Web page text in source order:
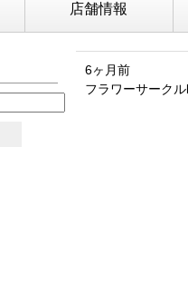
店舗情報
6ヶ月前
フラワーサーク